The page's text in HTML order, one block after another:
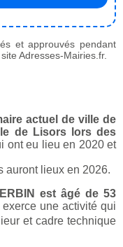
et approuvés pendant
Adresses-Mairies.fr.
actuel de ville de
de Lisors lors des
ont eu lieu en 2020 et
auront lieux en 2026.
est âgé de 53
une activité qui
et cadre technique